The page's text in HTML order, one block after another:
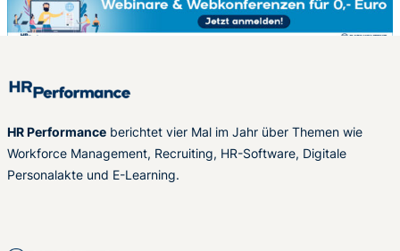
HR Performance berichtet vier Mal im Jahr über Themen wie
Workforce Management, Recruiting, HR-Software, Digitale
Personalakte und E-Learning.